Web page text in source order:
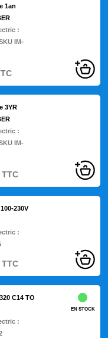
1an
:
IM-
3YR
:
IM-
230V
:
C14 TO
:
EN STOCK